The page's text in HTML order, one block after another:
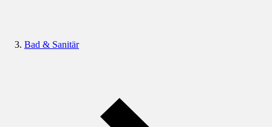
Bad & Sanitär